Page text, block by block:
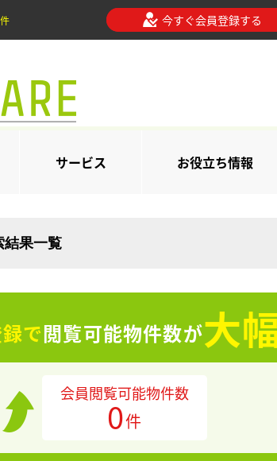
件 今すぐ会員登録する
サービス お役立ち情報
結果一覧
で閲覧可能物件数が大
会員閲覧可能物件数
0件